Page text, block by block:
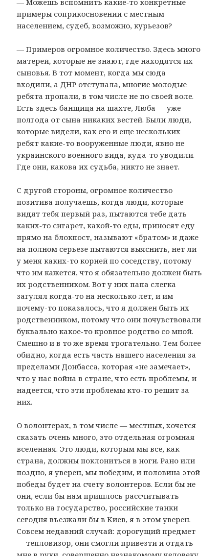
— Можешь вспомнить какие-то конкретные
примеры соприкосновений с местным
населением, судеб, возможно, курьезов?
— Примеров огромное количество. Здесь много
матерей, которые не знают, где находятся их
сыновья. В тот момент, когда мы сюда
входили, а ДНР отступала, многие молодые
ребята пропали, в том числе не по своей воле.
Есть здесь банщица на шахте, Люба — уже
полгода от сына никаких вестей. Были люди,
которые видели, как его и еще нескольких
ребят какие-то вооруженные люди, явно не
украинского военного вида, куда-то уводили.
Где они, какова их судьба, никто не знает.
С другой стороны, огромное количество
позитива получаешь, когда люди, которые
видят тебя первый раз, пытаются тебе дать
каких-то сигарет, какой-то еды, приносят еду
прямо на блокпост, называют «братом» и даже
на полном серьезе пытаются выяснить, нет ли
у меня каких-то корней по соседству, потому
что им кажется, что я обязательно должен быть
их родственником. Вот у них папа слегка
загулял когда-то на несколько лет, и им
почему-то показалось, что я должен быть их
родственником, потому что они почувствовали
буквально какое-то кровное родство со мной.
Смешно и в то же время трогательно. Тем более
обидно, когда есть часть нашего населения за
пределами Донбасса, которая «не замечает»,
что у нас война в стране, что есть проблемы, и
надеется, что эти проблемы кто-то решит за
них.
О волонтерах, в том числе — местных, хочется
сказать очень много, это отдельная огромная
вселенная. Это люди, которым мы все, как
страна, должны поклониться в ноги. Рано или
поздно, я уверен, мы победим, и половина этой
победы будет на счету волонтеров. Если бы не
они, если бы нам пришлось рассчитывать
только на государство, российские танки
сегодня въезжали бы в Киев, я в этом уверен.
Совсем недавний случай: дорогущий предмет
— тепловизор, они смогли привезти и отдать